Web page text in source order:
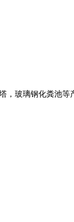
，玻璃钢化粪池等